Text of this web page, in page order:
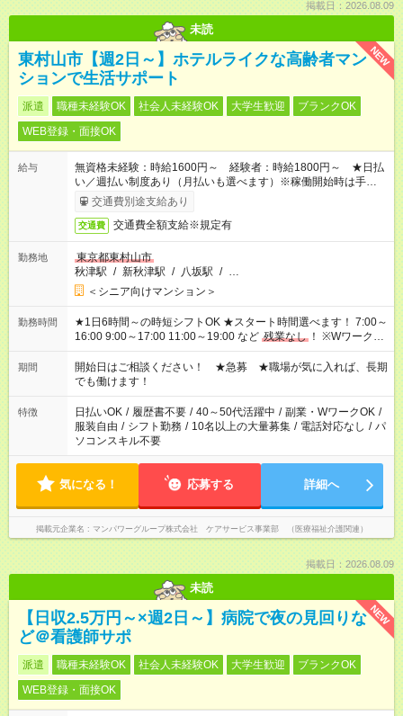
掲載日：2026.08.09
未読
NEW
東村山市【週2日～】ホテルライクな高齢者マン
ションで生活サポート
派遣 職種未経験OK 社会人未経験OK 大学生歓迎
ブランクOK
WEB登録・面接OK
給与
無資格未経験：時給1600円～ 経験者：時給1800円～ ★日払
い／週払い制度あり（月払いも選べます）※稼働開始時は手続き
完了次第のお支払いとなります。
交通費別途支給あり
交通費 交通費全額支給※規定有
勤務地
東京都東村山市
秋津駅 / 新秋津駅 / 八坂駅 / …
＜シニア向けマンション＞
勤務時間
★1日6時間～の時短シフトOK ★スタート時間選べます！ 7:00～
16:00 9:00～17:00 11:00～19:00 など 残業なし ！ ※Wワークの
場合、他のお仕事と合わせ週40時間超の就業はご案内できませ
ん ※法令に基づき、週20時間以上勤務は社会保険への加入対象
となります ※労働者派遣法（日雇い派遣の原則禁止）により、
短時間・短期間の就業はご案内が難しい場合があります
期間
開始日はご相談ください！ ★急募 ★職場が気に入れば、長期
でも働けます！
特徴 日払いOK / 履歴書不要 / 40～50代活躍中 / 副業・WワークOK /
服装自由 / シフト勤務 / 10名以上の大量募集 / 電話対応なし / パ
ソコンスキル不要
気になる！ 応募する 詳細へ
掲載元企業名 マンパワーグループ株式会社 ケアサービス事業部 （医療福祉介護関連）
掲載日：2026.08.09
未読
NEW
【日収2.5万円～×週2日～】病院で夜の見回りな
ど＠看護師サポ
派遣 職種未経験OK 社会人未経験OK 大学生歓迎
ブランクOK
WEB登録・面接OK